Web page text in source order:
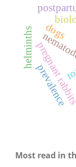
pregnant
prevalence
helminths dogs
Most read in